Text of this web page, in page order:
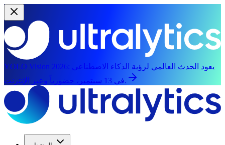
YOLO Vision 2026: يعود الحدث العالمي لرؤية الذكاء الاصطناعي
في 13 سبتمبر، حضورياً وعبر الإنترنت.